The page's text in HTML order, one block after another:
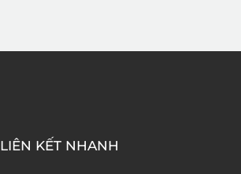
LIÊN KẾT NHANH